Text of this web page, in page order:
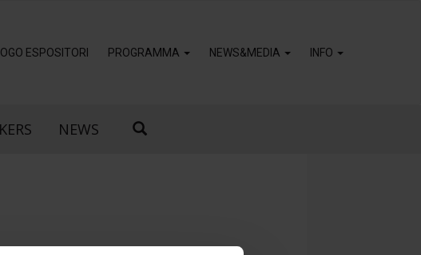
ESPOSITORI PROGRAMMA NEWS&MEDIA INFO
NEWS